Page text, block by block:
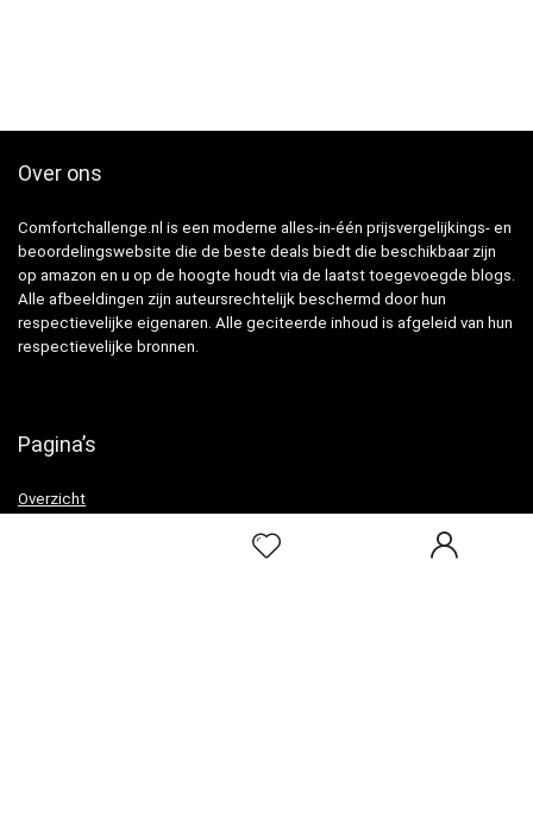
Over ons
Comfortchallenge.nl is een moderne alles-in-één prijsvergelijkings- en
beoordelingswebsite die de beste deals biedt die beschikbaar zijn
op amazon en u op de hoogte houdt via de laatst toegevoegde blogs.
Alle afbeeldingen zijn auteursrechtelijk beschermd door hun
respectievelijke eigenaren. Alle geciteerde inhoud is afgeleid van hun
respectievelijke bronnen.
Pagina’s
Overzicht